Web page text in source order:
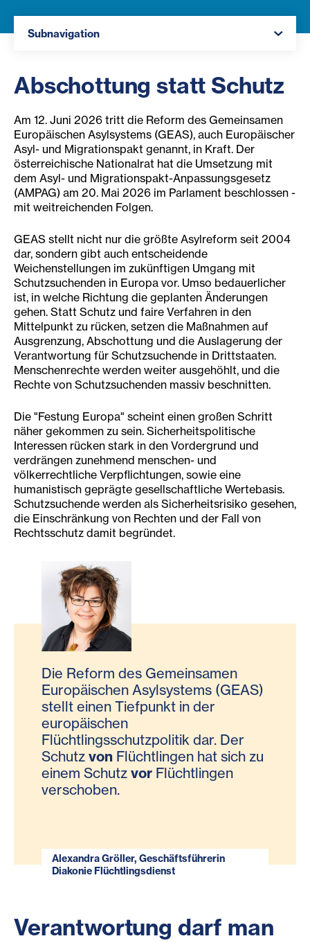
Subnavigation
Abschottung statt Schutz
Am 12. Juni 2026 tritt die Reform des Gemeinsamen
Europäischen Asylsystems (GEAS), auch Europäischer
Asyl- und Migrationspakt genannt, in Kraft. Der
österreichische Nationalrat hat die Umsetzung mit
dem Asyl- und Migrationspakt-Anpassungsgesetz
(AMPAG) am 20. Mai 2026 im Parlament beschlossen -
mit weitreichenden Folgen.
GEAS stellt nicht nur die größte Asylreform seit 2004
dar, sondern gibt auch entscheidende
Weichenstellungen im zukünftigen Umgang mit
Schutzsuchenden in Europa vor. Umso bedauerlicher
ist, in welche Richtung die geplanten Änderungen
gehen. Statt Schutz und faire Verfahren in den
Mittelpunkt zu rücken, setzen die Maßnahmen auf
Ausgrenzung, Abschottung und die Auslagerung der
Verantwortung für Schutzsuchende in Drittstaaten.
Menschenrechte werden weiter ausgehöhlt, und die
Rechte von Schutzsuchenden massiv beschnitten.
Die "Festung Europa" scheint einen großen Schritt
näher gekommen zu sein. Sicherheitspolitische
Interessen rücken stark in den Vordergrund und
verdrängen zunehmend menschen- und
völkerrechtliche Verpflichtungen, sowie eine
humanistisch geprägte gesellschaftliche Wertebasis.
Schutzsuchende werden als Sicherheitsrisiko gesehen,
die Einschränkung von Rechten und der Fall von
Rechtsschutz damit begründet.
Die Reform des Gemeinsamen
Europäischen Asylsystems (GEAS)
stellt einen Tiefpunkt in der
europäischen
Flüchtlingsschutzpolitik dar. Der
Schutz von Flüchtlingen hat sich zu
einem Schutz vor Flüchtlingen
verschoben.
Alexandra Gröller, Geschäftsführerin
Diakonie Flüchtlingsdienst
Verantwortung darf man